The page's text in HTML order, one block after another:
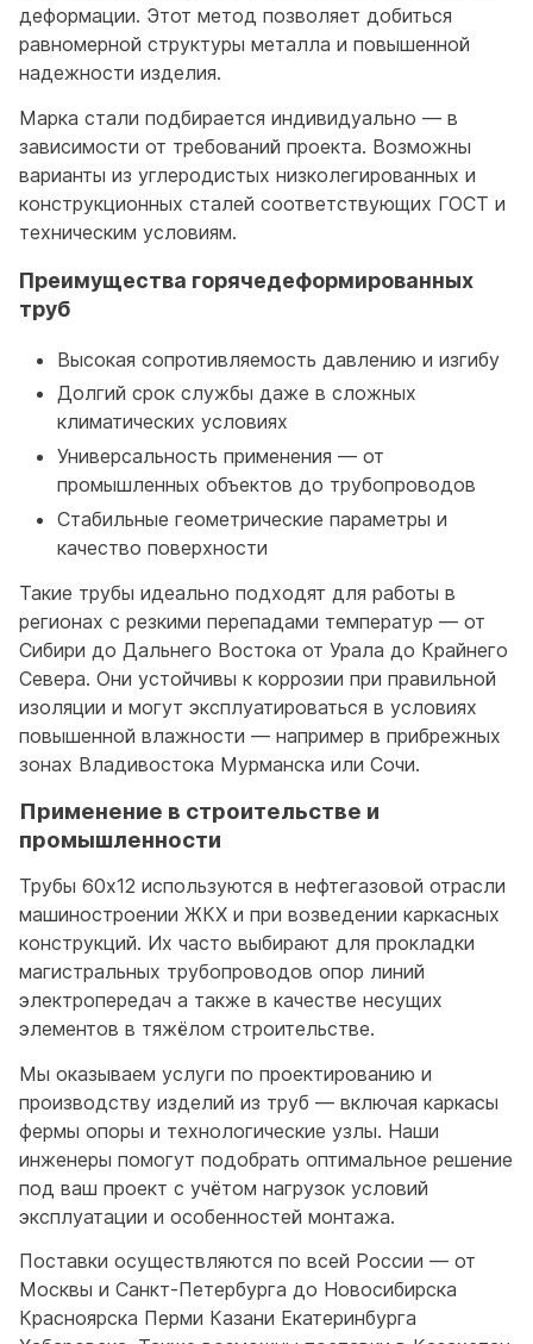
деформации. Этот метод позволяет добиться
равномерной структуры металла и повышенной
надежности изделия.
Марка стали подбирается индивидуально — в
зависимости от требований проекта. Возможны
варианты из углеродистых низколегированных и
конструкционных сталей соответствующих ГОСТ и
техническим условиям.
Преимущества горячедеформированных
труб
Высокая сопротивляемость давлению и изгибу
Долгий срок службы даже в сложных
климатических условиях
Универсальность применения — от
промышленных объектов до трубопроводов
Стабильные геометрические параметры и
качество поверхности
Такие трубы идеально подходят для работы в
регионах с резкими перепадами температур — от
Сибири до Дальнего Востока от Урала до Крайнего
Севера. Они устойчивы к коррозии при правильной
изоляции и могут эксплуатироваться в условиях
повышенной влажности — например в прибрежных
зонах Владивостока Мурманска или Сочи.
Применение в строительстве и
промышленности
Трубы 60x12 используются в нефтегазовой отрасли
машиностроении ЖКХ и при возведении каркасных
конструкций. Их часто выбирают для прокладки
магистральных трубопроводов опор линий
электропередач а также в качестве несущих
элементов в тяжёлом строительстве.
Мы оказываем услуги по проектированию и
производству изделий из труб — включая каркасы
фермы опоры и технологические узлы. Наши
инженеры помогут подобрать оптимальное решение
под ваш проект с учётом нагрузок условий
эксплуатации и особенностей монтажа.
Поставки осуществляются по всей России — от
Москвы и Санкт-Петербурга до Новосибирска
Красноярска Перми Казани Екатеринбурга